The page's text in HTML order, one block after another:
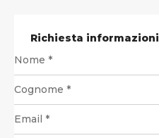
Richiesta informazioni